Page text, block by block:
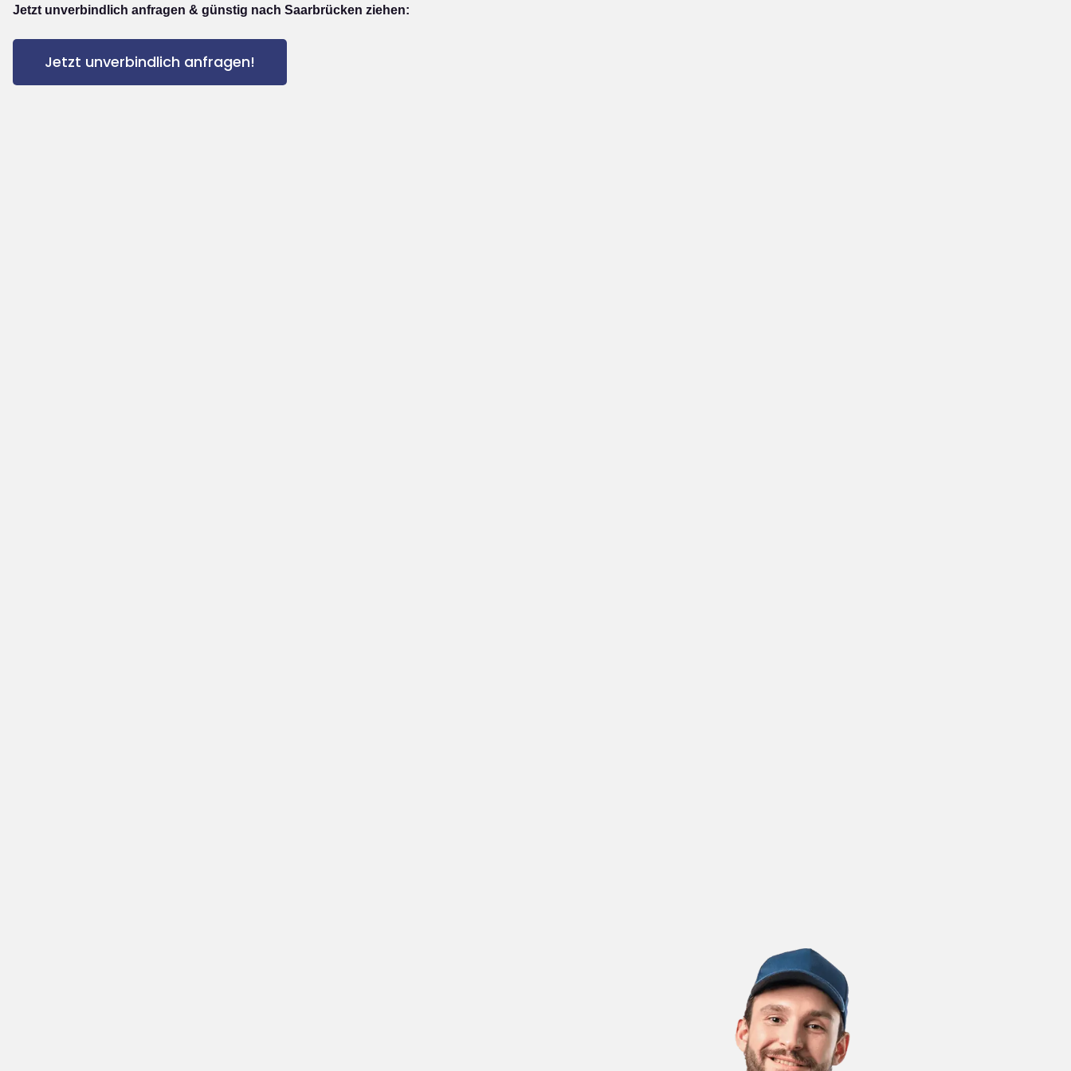
Jetzt unverbindlich anfragen & günstig nach Saarbrücken ziehen:
Jetzt unverbindlich anfragen!